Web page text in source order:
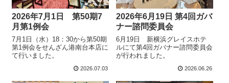
2026年7月1日 第50期7
月第1例会
7月1日（水）18：30から第50期
第1例会をせんざん港南台本店に
て行いました。
2026.07.03
2026年6月19日 第4回ガバ
ナー諮問委員会
6月19日 新横浜グレイスホテ
ルにて第4回ガバナー諮問委員会
が行われました。
2026.06.26